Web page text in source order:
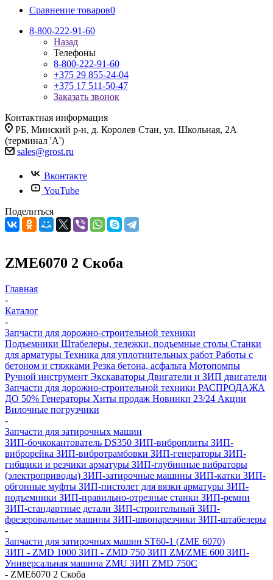
Сравнение товаров0
8-800-222-91-60
Назад
Телефоны
8-800-222-91-60
+375 29 855-24-04
+375 17 511-50-47
Заказать звонок
Контактная информация
РБ, Минский р-н, д. Королев Стан, ул. Школьная, 2А
(терминал 'А')
sales@grost.ru
Вконтакте
YouTube
Поделиться
ZME6070 2 Скоба
Главная
-
Каталог
-
Запчасти для дорожно-строительной техники
Подъемники Штабелеры, тележки, подъемные столы Станки
для арматуры Техника для уплотнительных работ Работы с
бетоном и стяжками Резка бетона, асфальта Мотопомпы
Ручной инструмент Экскаваторы Двигатели и ЗИП двигатели
Запчасти для дорожно-строительной техники РАСПРОДАЖА
ДО 50% Генераторы Хиты продаж Новинки 23/24 Акции
Вилочные погрузчики
-
Запчасти для затирочных машин
ЗИП-бочкокантователь DS350 ЗИП-виброплиты ЗИП-
виброрейка ЗИП-вибротрамбовки ЗИП-генераторы ЗИП-
гибщики и резчики арматуры ЗИП-глубинные вибраторы
(электроприводы) ЗИП-затирочные машины ЗИП-катки ЗИП-
обгонные муфты ЗИП-пистолет для вязки арматуры ЗИП-
подъемники ЗИП-правильно-отрезные станки ЗИП-ремни
ЗИП-стандартные детали ЗИП-строительный ЗИП-
фрезеровальные машины ЗИП-швонарезчики ЗИП-штабелеры
-
Запчасти для затирочных машин ST60-1 (ZME 6070)
ЗИП - ZMD 1000 ЗИП - ZMD 750 ЗИП ZM/ZME 600 ЗИП-
Универсальная машина ZMU ЗИП ZMD 750C
- ZME6070 2 Скоба